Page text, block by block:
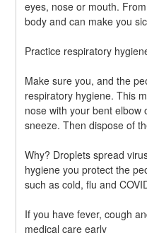
eyes, nose or mouth.
body and can make you
Practice respiratory
Make sure you, and the
respiratory hygiene. This
nose with your bent elbow
sneeze. Then dispose of
Why? Droplets spread
hygiene you protect the
such as cold, flu and
If you have fever, cough
medical care early